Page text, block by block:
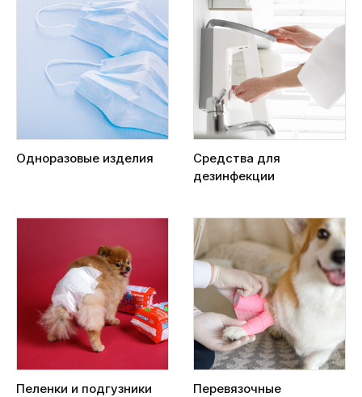
Одноразовые изделия
Средства для
дезинфекции
Пеленки и подгузники
Перевязочные